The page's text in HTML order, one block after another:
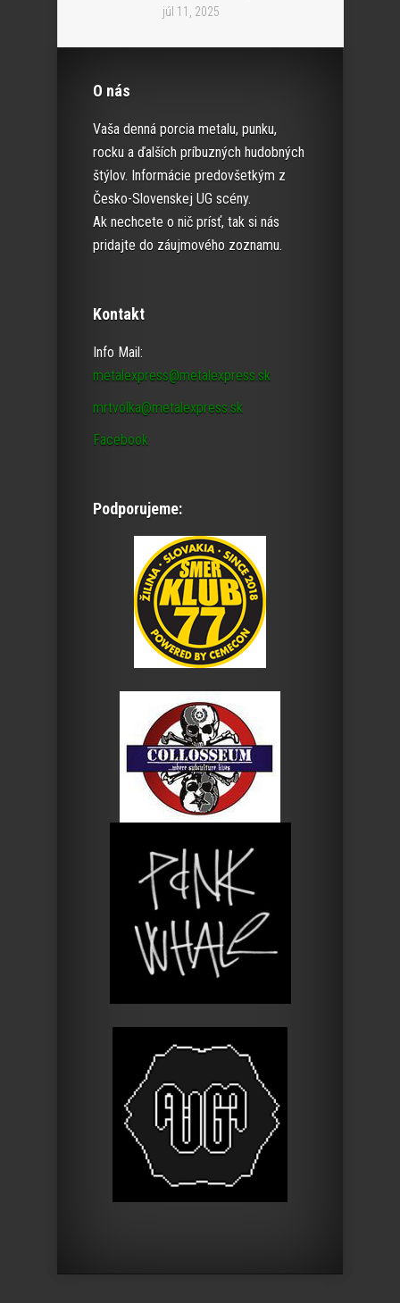
júl 11, 2025
O nás
Vaša denná porcia metalu, punku,
rocku a ďalších príbuzných hudobných
štýlov. Informácie predovšetkým z
Česko-Slovenskej UG scény.
Ak nechcete o nič prísť, tak si nás
pridajte do záujmového zoznamu.
Kontakt
Info Mail:
metalexpress@metalexpress.sk
mrtvolka@metalexpress.sk
Facebook
Podporujeme: